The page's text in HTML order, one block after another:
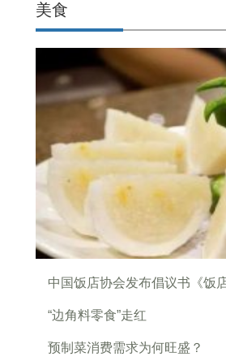
美食
中国饭店协会发布倡议书《饭
“边角料零食”走红
预制菜消费需求为何旺盛？